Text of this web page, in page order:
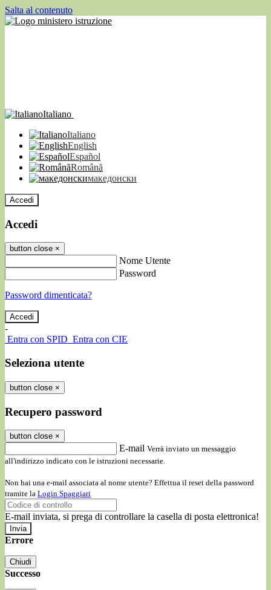
Salta al contenuto
Italiano
Italiano
English
Español
Română
македонски
Accedi
Accedi
button close ×
Nome Utente
Password
Password dimenticata?
-
Entra con SPID Entra con CIE
Seleziona utente
button close ×
Recupero password
button close ×
E-mail Verrà inviato un messaggio
all'indirizzo indicato con le istruzioni necessarie.
Non hai una e-mail associata al nome utente? Effettua il reset della password
tramite la Login Spaggiari
E-mail inviata, si prega di controllare la casella di posta elettronica!
Errore
Chiudi
Successo